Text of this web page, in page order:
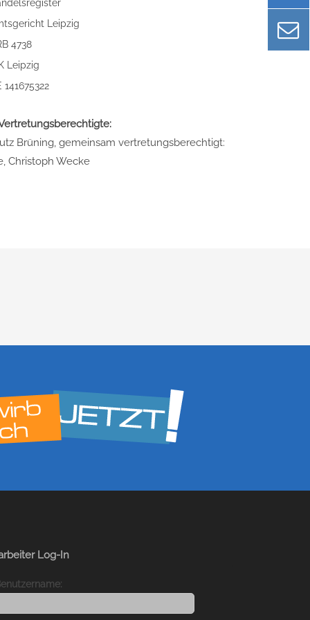
Leipzig
4738
Leipzig
141675322
Brüning, gemeinsam vertretungsberechtigt:
Christoph Wecke
Log-In